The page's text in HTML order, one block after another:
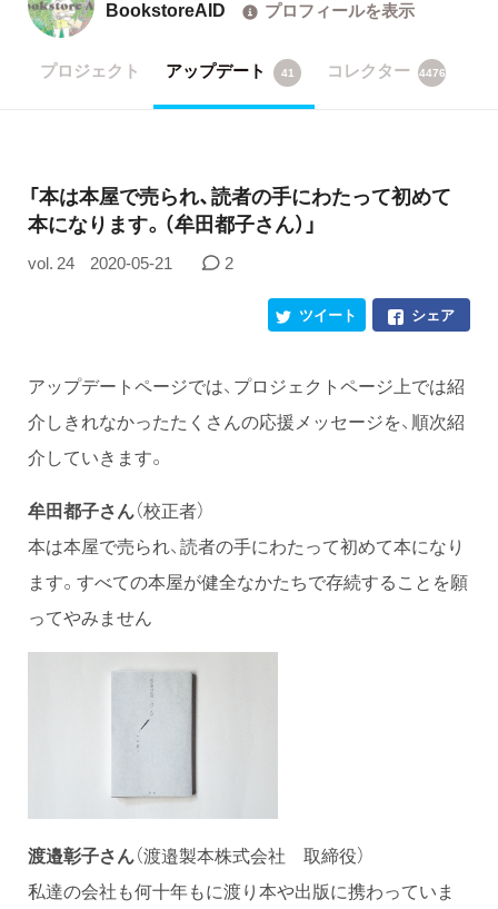
BookstoreAID プロフィールを表示
プロジェクト アップデート 41 コレクター 4476
​「本は本屋で売られ、読者の手にわたって初めて
本になります。（牟田都子さん）」
vol. 24 2020-05-21 2
シェア
ツイート
アップデートページでは、プロジェクトページ上では紹
介しきれなかったたくさんの応援メッセージを、順次紹
介していきます。
牟田都子さん（校正者）
本は本屋で売られ、読者の手にわたって初めて本になり
ます。すべての本屋が健全なかたちで存続することを願
ってやみません
渡邉彰子さん（渡邉製本株式会社 取締役）
私達の会社も何十年もに渡り本や出版に携わっていま